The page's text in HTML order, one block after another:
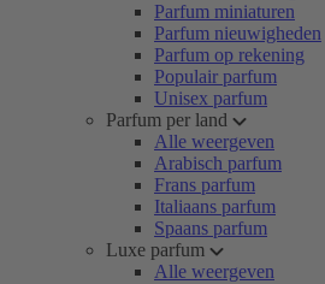
Parfum miniaturen
Parfum nieuwigheden
Parfum op rekening
Populair parfum
Unisex parfum
Parfum per land
Alle weergeven
Arabisch parfum
Frans parfum
Italiaans parfum
Spaans parfum
Luxe parfum
Alle weergeven